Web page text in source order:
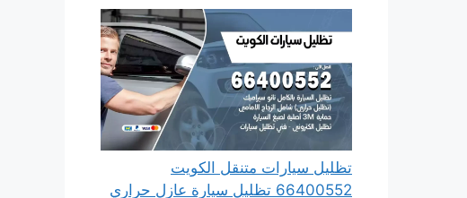
تظليل سيارات متنقل الكويت
66400552 تظليل سيارة عازل حراري